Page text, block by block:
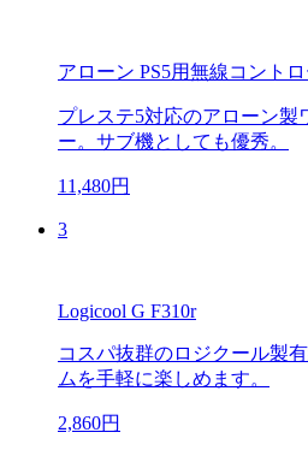
アローン PS5用無線コント
プレステ5対応のアローン製
ー。サブ機としても優秀。
11,480円
3
Logicool G F310r
コスパ抜群のロジクール製
ムを手軽に楽しめます。
2,860円